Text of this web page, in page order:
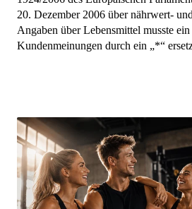
20. Dezember 2006 über nährwert-
Angaben über Lebensmittel musste
Kundenmeinungen durch ein „*“